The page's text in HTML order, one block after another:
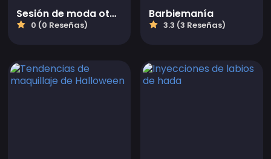
Sesión de moda otoñal violeta
0 (0 Reseñas)
Barbiemanía
3.3 (3 Reseñas)